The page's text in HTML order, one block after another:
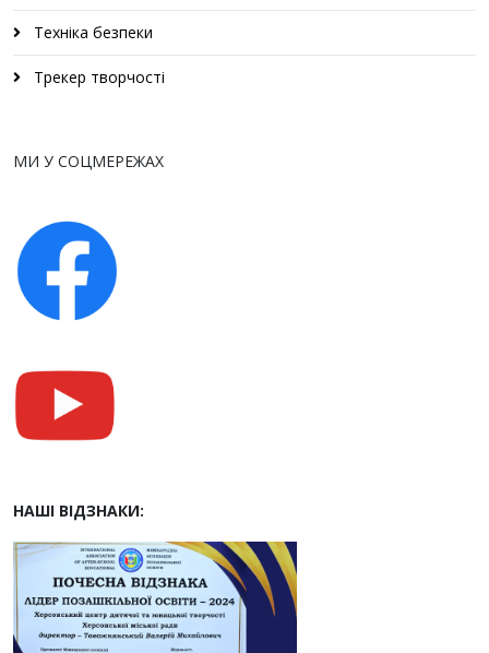
Техніка безпеки
Трекер творчості
МИ У СОЦМЕРЕЖАХ
НАШІ ВІДЗНАКИ: